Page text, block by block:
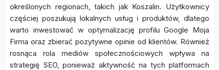
określonych regionach, takich jak Koszalin. Użytkownicy
częściej poszukują lokalnych usług i produktów, dlatego
warto inwestować w optymalizację profilu Google Moja
Firma oraz zbierać pozytywne opinie od klientów. Również
rosnąca rola mediów społecznościowych wpływa na
strategię SEO, ponieważ aktywność na tych platformach